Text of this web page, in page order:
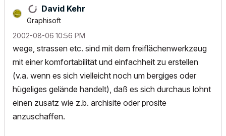
David Kehr
Graphisoft
‎2002-08-06 10:56 PM
wege, strassen etc. sind mit dem freiflächenwerkzeug
mit einer komfortabilität und einfachheit zu erstellen
(v.a. wenn es sich vielleicht noch um bergiges oder
hügeliges gelände handelt), daß es sich durchaus lohnt
einen zusatz wie z.b. archisite oder prosite
anzuschaffen.